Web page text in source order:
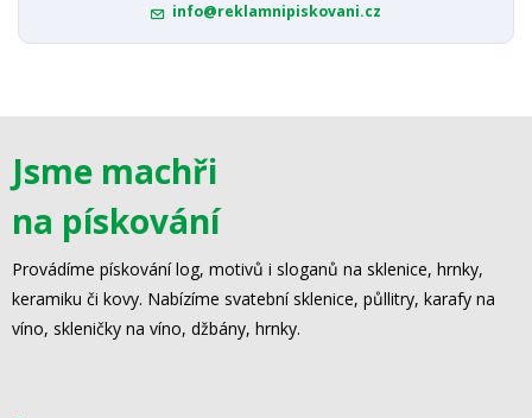
info@reklamnipiskovani.cz
Jsme machři
na pískování
Provádíme pískování log, motivů i sloganů na sklenice, hrnky,
keramiku či kovy. Nabízíme svatební sklenice, půllitry, karafy na
víno, skleničky na víno, džbány, hrnky.